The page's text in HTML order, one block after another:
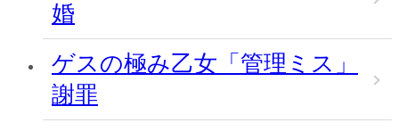
婚
ゲスの極み乙女「管理ミス」
謝罪